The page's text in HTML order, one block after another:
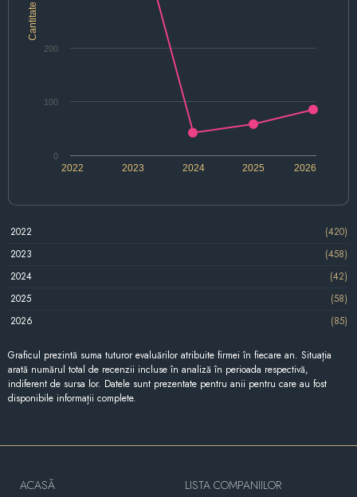
Cantitate
2022 2024 2026
2023 2025
0
100
200
2022
(420)
2023
(458)
2024
(42)
2025
(58)
2026
(85)
Graficul prezintă suma tuturor evaluărilor atribuite firmei în fiecare an. Situația
arată numărul total de recenzii incluse în analiză în perioada respectivă,
indiferent de sursa lor. Datele sunt prezentate pentru anii pentru care au fost
disponibile informații complete.
ACASĂ
LISTA COMPANIILOR